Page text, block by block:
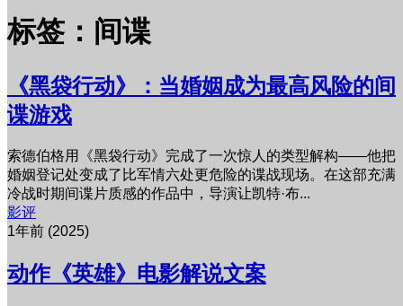
标签：间谍
《黑袋行动》：当婚姻成为最高风险的间
谍游戏
索德伯格用《黑袋行动》完成了一次惊人的类型解构——他把
婚姻登记处变成了比军情六处更危险的谍战现场。在这部充满
冷战时期间谍片质感的作品中，导演让凯特·布...
影评
1年前 (2025)
动作《英雄》电影解说文案